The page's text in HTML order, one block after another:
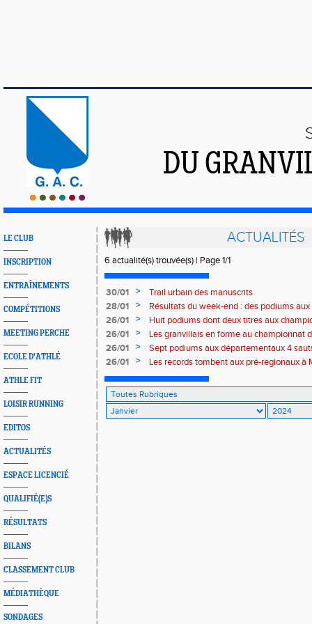
DU
LE CLUB
INSCRIPTION
ENTRAÎNEMENTS
COMPÉTITIONS
MEETING PERCHE
ECOLE D'ATHLÉ
ATHLE FIT
LOISIR RUNNING
EDITOS
ACTUALITÉS
ESPACE LICENCIÉ
QUALIFIÉ(E)S
RÉSULTATS
BILANS
CLASSEMENT CLUB
MÉDIATHÈQUE
SONDAGES
ACTUALITÉS
6 actualité(s) trouvée(s) | Page 1/1
30/01 >
Trail urbain des manuscrits
28/01
>
Résultats du week-end : des podiums
combinées et départementaux de lancers
26/01 >
Huit podiums dont deux titres aux
salle Benjamins-Minimes
26/01 >
Les granvillais en forme au championnat
26/01
>
Sept podiums aux départementaux 4
26/01
> Les records tombent aux pré-regionaux à